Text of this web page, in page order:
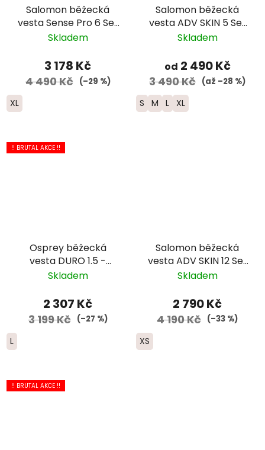
Salomon běžecká
vesta Sense Pro 6 Set
- červená/černá
Skladem
3 178 Kč
4 490 Kč (–29 %)
XL
Salomon běžecká
vesta ADV SKIN 5 Set
-červená 2025
Skladem
od 2 490 Kč
3 490 Kč (až –28 %)
S M L XL
!! BRUTAL AKCE !!
Osprey běžecká
vesta DURO 1.5 -
modrá
Skladem
2 307 Kč
3 199 Kč (–27 %)
L
Salomon běžecká
vesta ADV SKIN 12 Set
-dámská - světle
Skladem
2 790 Kč
4 190 Kč (–33 %)
XS
!! BRUTAL AKCE !!